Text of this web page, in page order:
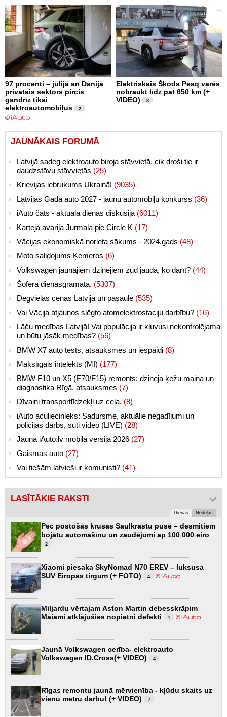
97 procenti – jūlijā arī Dānijā
privātais sektors pircis
gandrīz tikai
elektroautomobiļus
2
Elektriskais Škoda Peaq varēs
nobraukt līdz pat 650 km (+
VIDEO)
8
JAUNĀKAIS FORUMĀ
Latvijā sadeg elektroauto biroja stāvvietā, cik droši tie ir
daudzstāvu stāvvietās (25)
Krievijas iebrukums Ukrainā! (9035)
Latvijas Gada auto 2027 - jaunu automobiļu konkurss (36)
iAuto čats - aktuālā dienas diskusija (6011)
Kārtējā avārija Jūrmalā pie Circle K (17)
Vācijas ekonomiskā norieta sākums - 2024.gads (48)
Moto salidojums Ķemeros (6)
Volkswagen jaunajiem dzinējiem zūd jauda, ko darīt? (44)
Šofera dienasgrāmata. (5307)
Degvielas cenas Latvijā un pasaulē (535)
Vai Vācija atjaunos slēgto atomelektrostaciju darbību? (16)
Lāču medības Latvijā! Vai populācija ir kļuvusi nekontrolējama
un būtu jāsāk medības? (56)
BMW X7 auto tests, atsauksmes un iespaidi (8)
Makslīgais intelekts (MI) (177)
BMW F10 un X5 (E70/F15) remonts: dzinēja ķēžu maiņa un
diagnostika Rīgā, atsauksmes (7)
Dīvaini transportlīdzekļi uz ceļa. (8)
iAuto aculiecinieks: Sadursme, aktuālie negadījumi un
policijas darbs, sūti video (LIVE) (28)
Jaunā iAuto.lv mobilā versija 2026 (27)
Gaismas auto (27)
Vai tiešām latvieši ir komunisti? (41)
LASĪTĀKIE RAKSTI
Dienas Nedēļas
Pēc postošās krusas Saulkrastu pusē – desmitiem
bojātu automašīnu un zaudējumi ap 100 000 eiro
2
Xiaomi piesaka SkyNomad N70 EREV – luksusa
SUV Eiropas tirgum (+ FOTO)
4
Miljardu vērtajam Aston Martin debesskrāpim
Maiami atklājušies nopietni defekti
1
Jaunā Volkswagen cerība- elektroauto
Volkswagen ID.Cross(+ VIDEO)
4
Rīgas remontu jaunā mērvienība - kļūdu skaits uz
vienu metru darbu! (+ VIDEO)
7